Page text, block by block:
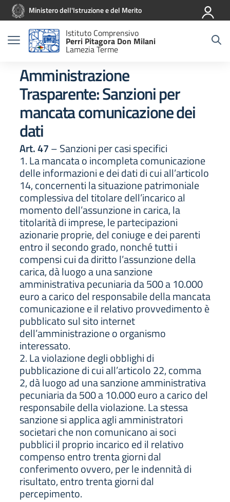
Vai ai contenuti
Vai al menu di navigazione
Vai al footerMinistero dell'Istruzione e del Merito
Istituto Comprensivo
Perri Pitagora Don Milani
Lamezia Terme
Amministrazione
Trasparente:Sanzioni per
mancata comunicazione dei
dati
Art. 47– Sanzioni per casi specifici
1. La mancata o incompleta comunicazione
delle informazioni e dei dati di cui all’articolo
14, concernenti la situazione patrimoniale
complessiva del titolare dell’incarico al
momento dell’assunzione in carica, la
titolarità di imprese, le partecipazioni
azionarie proprie, del coniuge e dei parenti
entro il secondo grado, nonché tutti i
compensi cui da diritto l’assunzione della
carica, dà luogo a una sanzione
amministrativa pecuniaria da 500 a 10.000
euro a carico del responsabile della mancata
comunicazione e il relativo provvedimento è
pubblicato sul sito internet
dell’amministrazione o organismo
interessato.
2. La violazione degli obblighi di
pubblicazione di cui all’articolo 22, comma
2, dà luogo ad una sanzione amministrativa
pecuniaria da 500 a 10.000 euro a carico del
responsabile della violazione. La stessa
sanzione si applica agli amministratori
societari che non comunicano ai soci
pubblici il proprio incarico ed il relativo
compenso entro trenta giorni dal
conferimento ovvero, per le indennità di
risultato, entro trenta giorni dal
percepimento.